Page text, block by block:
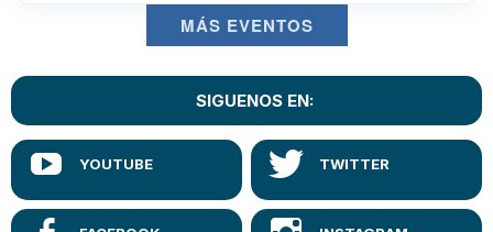
MÁS EVENTOS
SIGUENOS EN: